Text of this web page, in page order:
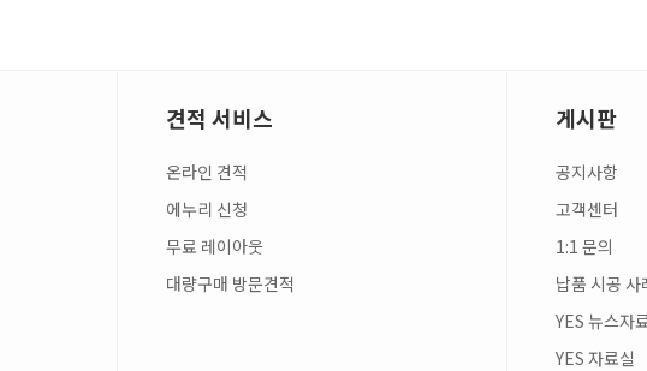
견적 서비스
온라인 견적
에누리 신청
무료 레이아웃
대량구매 방문견적
게시판
공지사항
고객센터
1:1 문의
납품 시공 사
YES 뉴스자
YES 자료실